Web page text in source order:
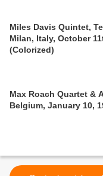
Miles Davis Quintet,
Milan, Italy, October
(Colorized)
Max Roach Quartet &
Belgium, January 10,